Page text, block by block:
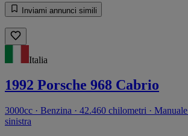
Inviami annunci simili
Italia
1992 Porsche 968 Cabrio
3000cc · Benzina · 42.460 chilometri ·
sinistra